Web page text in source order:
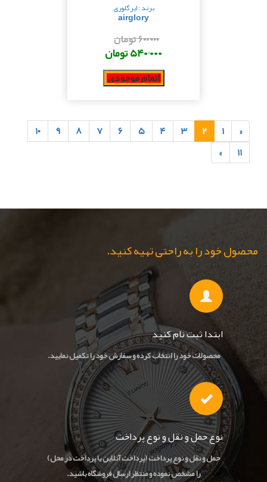
برند : ایرگلوری
airglory
۶۰۰٬۰۰۰ تومان
۵۴۰٬۰۰۰ تومان
اتمام موجودی
« ۱ ۲ ۳ ۴ ۵ ۶ ۷ ۸ ۹
۱۰
۱۱
»
محصول خود را به راحتی تهیه کنید.
ابتدا ثبت نام کنید
محصولات خود را انتخاب کرده و سفارش خود را تکمیل نمایید.
نوع حمل و نقل و نوع پرداخت
حمل و نقل و نوع پرداخت (پرداخت آنلاین یا پرداخت در محل)
را مشخص نموده و منتظر ارسال فروشگاه باشید.